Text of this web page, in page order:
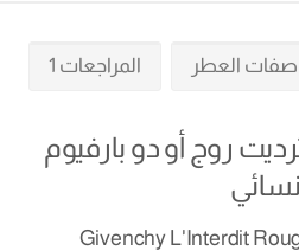
العطر المراجعات 1
روج أو دو بارفيوم
نسائي
Givenchy L'Interdit